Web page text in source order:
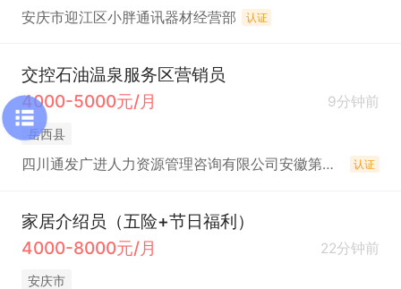
安庆市迎江区小胖通讯器材经营部 认证
交控石油温泉服务区营销员
4000-5000元/月
9分钟前
岳西县
四川通发广进人力资源管理咨询有限公司安徽第一分公司 认证
家居介绍员（五险+节日福利）
4000-8000元/月
22分钟前
安庆市